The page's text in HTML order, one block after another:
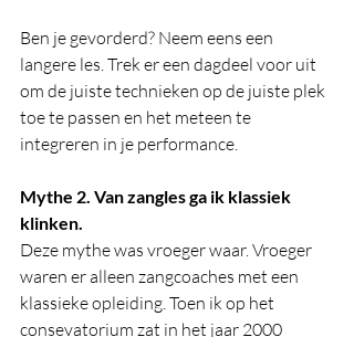
Ben je gevorderd? Neem eens een
langere les. Trek er een dagdeel voor uit
om de juiste technieken op de juiste plek
toe te passen en het meteen te
integreren in je performance.
Mythe 2. Van zangles ga ik klassiek
klinken.
Deze mythe was vroeger waar. Vroeger
waren er alleen zangcoaches met een
klassieke opleiding. Toen ik op het
consevatorium zat in het jaar 2000